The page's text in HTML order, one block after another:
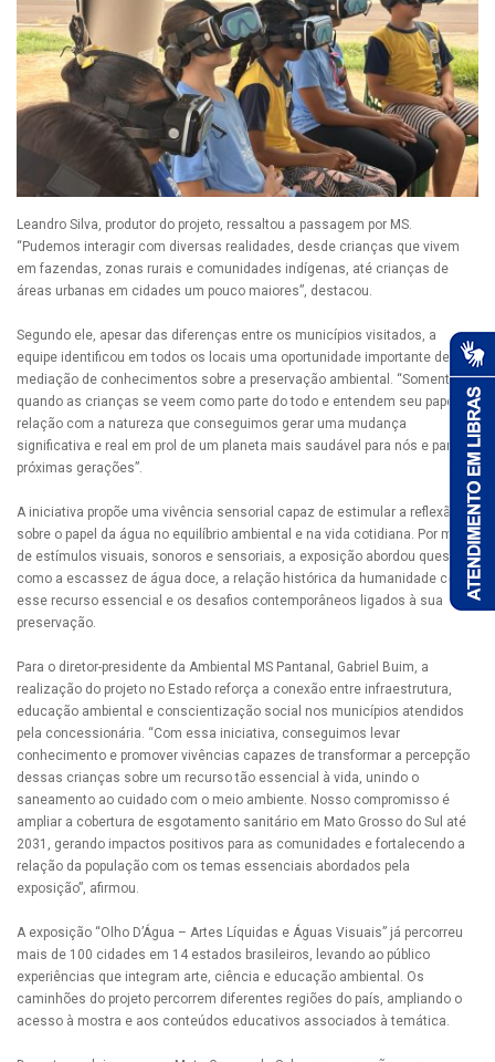
Leandro Silva, produtor do projeto, ressaltou a passagem por MS.
“Pudemos interagir com diversas realidades, desde crianças que vivem
em fazendas, zonas rurais e comunidades indígenas, até crianças de
áreas urbanas em cidades um pouco maiores”, destacou.
Segundo ele, apesar das diferenças entre os municípios visitados, a
equipe identificou em todos os locais uma oportunidade importante de
mediação de conhecimentos sobre a preservação ambiental. “Somente
quando as crianças se veem como parte do todo e entendem seu papel na
relação com a natureza que conseguimos gerar uma mudança
significativa e real em prol de um planeta mais saudável para nós e para as
próximas gerações”.
A iniciativa propõe uma vivência sensorial capaz de estimular a reflexão
sobre o papel da água no equilíbrio ambiental e na vida cotidiana. Por meio
de estímulos visuais, sonoros e sensoriais, a exposição abordou questões
como a escassez de água doce, a relação histórica da humanidade com
esse recurso essencial e os desafios contemporâneos ligados à sua
preservação.
Para o diretor-presidente da Ambiental MS Pantanal, Gabriel Buim, a
realização do projeto no Estado reforça a conexão entre infraestrutura,
educação ambiental e conscientização social nos municípios atendidos
pela concessionária. “Com essa iniciativa, conseguimos levar
conhecimento e promover vivências capazes de transformar a percepção
dessas crianças sobre um recurso tão essencial à vida, unindo o
saneamento ao cuidado com o meio ambiente. Nosso compromisso é
ampliar a cobertura de esgotamento sanitário em Mato Grosso do Sul até
2031, gerando impactos positivos para as comunidades e fortalecendo a
relação da população com os temas essenciais abordados pela
exposição”, afirmou.
A exposição “Olho D’Água – Artes Líquidas e Águas Visuais” já percorreu
mais de 100 cidades em 14 estados brasileiros, levando ao público
experiências que integram arte, ciência e educação ambiental. Os
caminhões do projeto percorrem diferentes regiões do país, ampliando o
acesso à mostra e aos conteúdos educativos associados à temática.